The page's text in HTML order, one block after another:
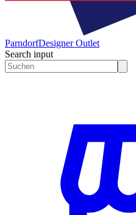
ParndorfDesigner Outlet
Search input